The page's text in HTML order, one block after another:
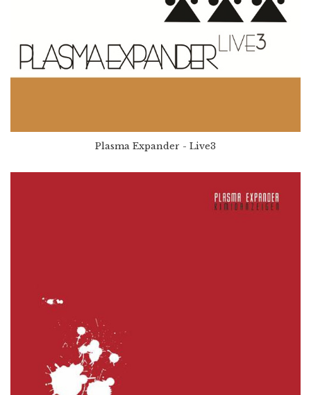
Plasma Expander - Live3